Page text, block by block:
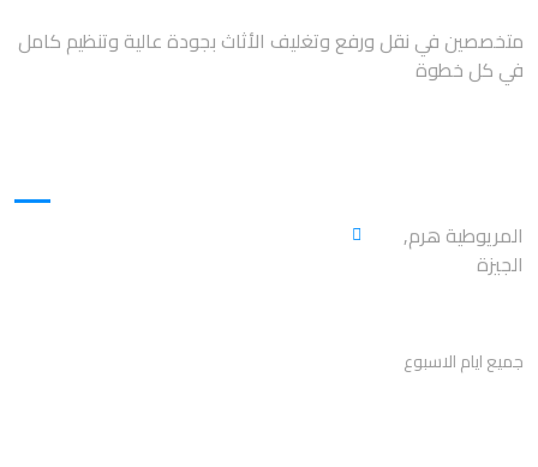
متخصصين في نقل ورفع وتغليف الأثاث بجودة عالية وتنظيم كامل
في كل خطوة
المريوطية هرم,
الجيزة
جميع ايام الاسبوع